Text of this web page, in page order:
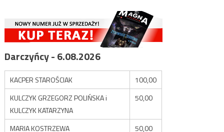
Darczyńcy - 6.08.2026
KACPER STAROŚCIAK
100,00
KULCZYK GRZEGORZ POLIŃSKA i
KULCZYK KATARZYNA
50,00
MARIA KOSTRZEWA 50,00